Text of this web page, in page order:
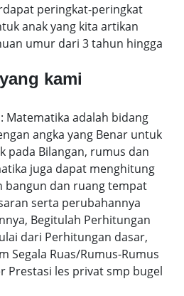
peringkat-peringkat
anak yang kita artikan
umur dari 3 tahun hingga
kami
: Matematika adalah bidang
angka yang Benar untuk
pada Bilangan, rumus dan
juga dapat menghitung
bangun dan ruang tempat
serta perubahannya
Begitulah Perhitungan
dari Perhitungan dasar,
Segala Ruas/Rumus-Rumus
Prestasi les privat smp bugel